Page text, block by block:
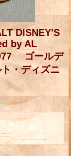
DISNEY'S
by AL
ゴールデ
・ディズニ